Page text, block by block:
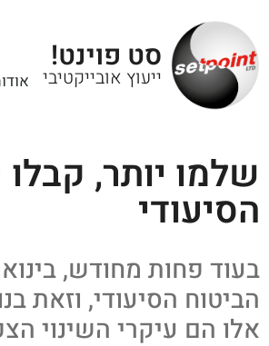
סט פוינט!
ייעוץ אובייקטיבי
שלמו יותר,
הסיעודי
הביטוח הסיעודי, וזאת
אלו הם עיקרי השינוי